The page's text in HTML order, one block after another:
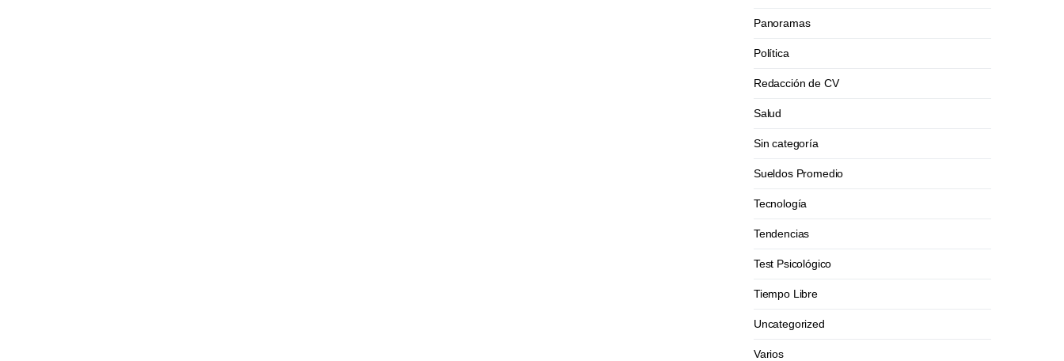
Panoramas
Política
Redacción de CV
Salud
Sin categoría
Sueldos Promedio
Tecnología
Tendencias
Test Psicológico
Tiempo Libre
Uncategorized
Varios